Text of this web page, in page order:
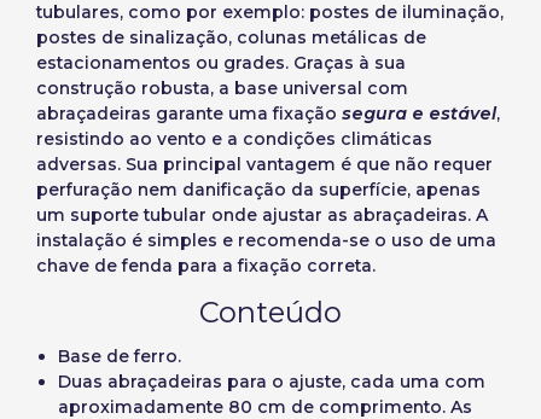
Iniciar sessão
Utilizador (VAT):
Palavra-passe:
Recordar palavra-passe:
Seleccione a sua
língua
Español
English
Português
Français
Sverige
Denmark
tubulares, como por exemplo: postes de iluminação,
postes de sinalização, colunas metálicas de
estacionamentos ou grades. Graças à sua
construção robusta, a base universal com
abraçadeiras garante uma fixação segura e estável,
resistindo ao vento e a condições climáticas
adversas. Sua principal vantagem é que não requer
perfuração nem danificação da superfície, apenas
um suporte tubular onde ajustar as abraçadeiras. A
instalação é simples e recomenda-se o uso de uma
chave de fenda para a fixação correta.
Conteúdo
Base de ferro.
Duas abraçadeiras para o ajuste, cada uma com
aproximadamente 80 cm de comprimento. As
Precios por unidad
1 -1,00 €
Añadiendo producto al carrito
Espera, por favor
Espere, por favor